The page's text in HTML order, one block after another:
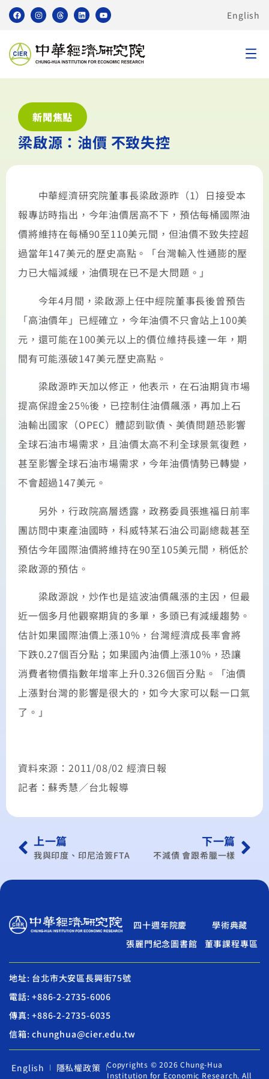
English
新聞焦點
梁啟源：油價 不致失控
中華經濟研究院董事長梁啟源昨（1）日接受本
報專訪時指出，今年油價居高不下，預估每桶國際油
價將維持在每桶90至110美元間，但油價不致失控超
過當年147美元的歷史高點。「台灣輸入性通膨的壓
力已大幅減緩，油價現在已不是大問題。」
今年4月間，梁啟源上任中經院董事長後曾預告
「高油價年」已經確立，今年油價不只會站上100美
元，還可能在100美元以上的價位維持長達一年，期
間有可能漲破147美元歷史高點。
梁啟源昨天加以修正，他表示，在石油期貨市場
提高保證金25%後，已控制住油價飆漲，再加上石
油輸出國家（OPEC）體認到歐債、美債問題恐影響
全球石油市場需求，且油價太高不利全球景氣復甦，
甚至影響全球石油市場需求，今年油價情勢已轉變，
不會超過147美元。
另外，行政院高層透露，政務委員張進福日前率
團訪問中東產油國時，科威特某石油公司副總裁甚至
預估今年國際油價將維持在90至105美元間，稍低於
梁啟源的預估。
梁啟源說，炒作也是這波油價飆漲的主因，但最
近一個多月他觀察期貨的多單，多頭已有減緩趨勢。
估計如果國際油價上漲10%，台灣經濟成長率會將
下跌0.27個百分點；如果國內油價上漲10%，恐讓
消費者物價指數年增率上升0.326個百分點。「油價
上漲對台灣的影響是很大的，如今大家可以鬆一口氣
了。」
資料來源：2011/08/02 經濟日報
記者：蘇秀慧／台北報導
上一篇
我與印度、印尼洽簽FTA
下一篇
不減債 會跟希臘一樣
四十週年院慶
學術典藏
張麗門紀念圖書館
董事課程專區
地址: 台北市大安區長興街75號
電話: +886-2-2735-6006
傳真: +886-2-2735-6035
信箱: chunghua@cier.edu.tw
English
隱私權政策
Copyrights © 2026 Chung-Hua
Institution for Economic Research. All